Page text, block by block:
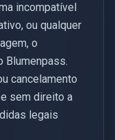
incompatível
ou qualquer
o
Blumenpass.
cancelamento
sem direito a
legais